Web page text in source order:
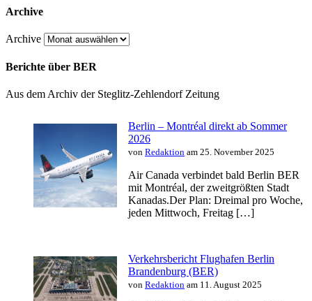
Archive
Archive
Berichte über BER
Aus dem Archiv der Steglitz-Zehlendorf Zeitung
Berlin – Montréal direkt ab Sommer
2026
von Redaktion am 25. November 2025
Air Canada verbindet bald Berlin BER
mit Montréal, der zweitgrößten Stadt
Kanadas.Der Plan: Dreimal pro Woche,
jeden Mittwoch, Freitag […]
Verkehrsbericht Flughafen Berlin
Brandenburg (BER)
von Redaktion am 11. August 2025